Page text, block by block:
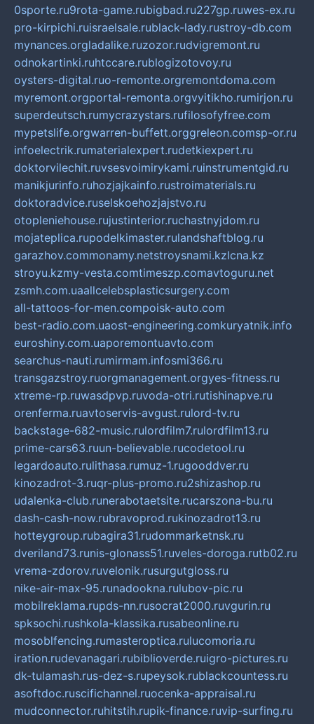
0sporte.ru9rota-game.rubigbad.ru227gp.ruwes-ex.ru
pro-kirpichi.ruisraelsale.rublack-lady.rustroy-db.com
mynances.orgladalike.ruzozor.rudvigremont.ru
odnokartinki.ruhtccare.rublogizotovoy.ru
oysters-digital.ruo-remonte.orgremontdoma.com
myremont.orgportal-remonta.orgvyitikho.rumirjon.ru
superdeutsch.rumycrazystars.rufilosofyfree.com
mypetslife.orgwarren-buffett.orggreleon.comsp-or.ru
infoelectrik.rumaterialexpert.rudetkiexpert.ru
doktorvilechit.ruvsesvoimirykami.ruinstrumentgid.ru
manikjurinfo.ruhozjajkainfo.rustroimaterials.ru
doktoradvice.ruselskoehozjajstvo.ru
otopleniehouse.rujustinterior.ruchastnyjdom.ru
mojateplica.rupodelkimaster.rulandshaftblog.ru
garazhov.commonamy.netstroysnami.kzlcna.kz
stroyu.kzmy-vesta.comtimeszp.comavtoguru.net
zsmh.com.uaallcelebsplasticsurgery.com
all-tattoos-for-men.compoisk-auto.com
best-radio.com.uaost-engineering.comkuryatnik.info
euroshiny.com.uaporemontuavto.com
searchus-nauti.rumirmam.infosmi366.ru
transgazstroy.ruorgmanagement.orgyes-fitness.ru
xtreme-rp.ruwasdpvp.ruvoda-otri.rutishinapve.ru
orenferma.ruavtoservis-avgust.rulord-tv.ru
backstage-682-music.rulordfilm7.rulordfilm13.ru
prime-cars63.ruun-believable.rucodetool.ru
legardoauto.rulithasa.rumuz-1.rugooddver.ru
kinozadrot-3.ruqr-plus-promo.ru2shizashop.ru
udalenka-club.runerabotaetsite.rucarszona-bu.ru
dash-cash-now.rubravoprod.rukinozadrot13.ru
hotteygroup.rubagira31.rudommarketnsk.ru
dveriland73.runis-glonass51.ruveles-doroga.rutb02.ru
vrema-zdorov.ruvelonik.rusurgutgloss.ru
nike-air-max-95.runadookna.rulubov-pic.ru
mobilreklama.rupds-nn.rusocrat2000.ruvgurin.ru
spksochi.rushkola-klassika.rusabeonline.ru
mosoblfencing.rumasteroptica.rulucomoria.ru
iration.rudevanagari.rubiblioverde.ruigro-pictures.ru
dk-tulamash.rus-dez-s.rupeysok.rublackcountess.ru
asoftdoc.ruscifichannel.ruocenka-appraisal.ru
mudconnector.ruhitstih.rupik-finance.ruvip-surfing.ru